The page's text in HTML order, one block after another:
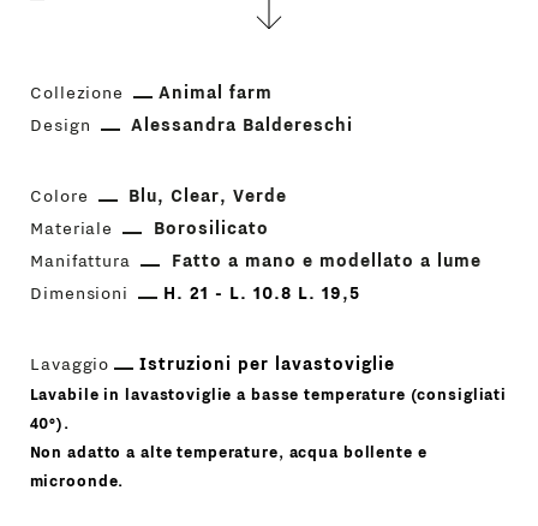
Collezione
Animal farm
Design
Alessandra Baldereschi
Colore Blu Clear
Verde
Materiale
Borosilicato
Manifattura
Fatto a mano e modellato a lume
Dimensioni
H. 21 - L. 10.8 L. 19,5
Lavaggio Istruzioni per lavastoviglie
Lavabile in lavastoviglie a basse temperature (consigliati
40°).
Non adatto a alte temperature, acqua bollente e
microonde.